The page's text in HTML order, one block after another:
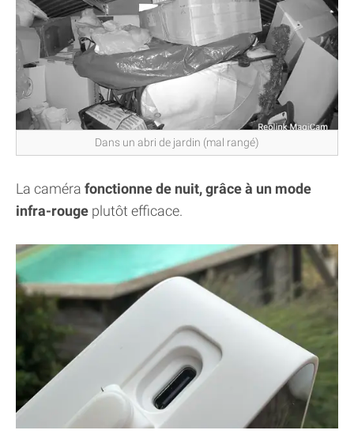
Dans un abri de jardin (mal rangé)
La caméra fonctionne de nuit, grâce à un mode
infra-rouge plutôt efficace.